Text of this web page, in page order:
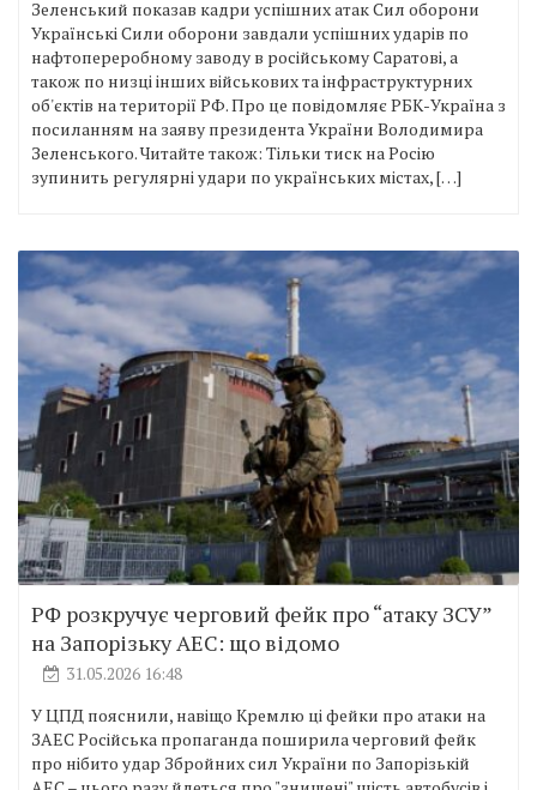
Зеленський показав кадри успішних атак Сил оборони
Українські Сили оборони завдали успішних ударів по
нафтопереробному заводу в російському Саратові, а
також по низці інших військових та інфраструктурних
об'єктів на території РФ. Про це повідомляє РБК-Україна з
посиланням на заяву президента України Володимира
Зеленського. Читайте також: Тільки тиск на Росію
зупинить регулярні удари по українських містах, […]
РФ розкручує черговий фейк про “атаку ЗСУ”
на Запорізьку АЕС: що відомо
31.05.2026 16:48
У ЦПД пояснили, навіщо Кремлю ці фейки про атаки на
ЗАЕС Російська пропаганда поширила черговий фейк
про нібито удар Збройних сил України по Запорізькій